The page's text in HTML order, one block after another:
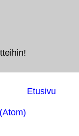
Etusivu